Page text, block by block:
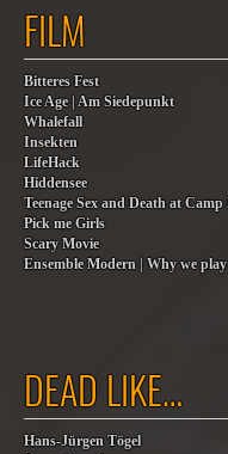
FILM
Bitteres Fest
Ice Age | Am Siedepunkt
Whalefall
Insekten
LifeHack
Hiddensee
Teenage Sex and Death at Camp
Pick me Girls
Scary Movie
Ensemble Modern | Why we play
DEAD LIKE…
Hans-Jürgen Tögel